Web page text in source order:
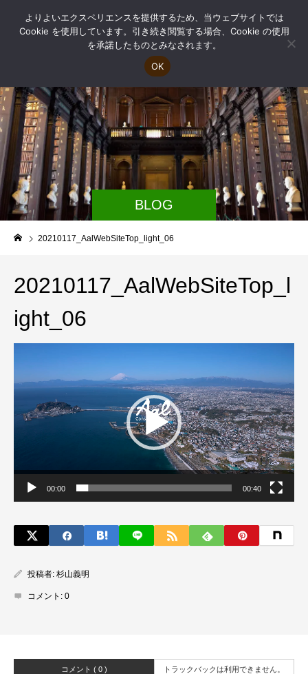
BLOG
20210117_AalWebSiteTop_light_06
20210117_AalWebSiteTop_l
ight_06
レ
ー
ー
00:00 00:40
投稿者: 杉山義明
コメント: 0
コメント ( 0 ) トラックバックは利用できません。
よりよいエクスペリエンスを提供するため、当ウェブサイトでは
Cookie を使用しています。引き続き閲覧する場合、Cookie の使用
を承諾したものとみなされます。
OK